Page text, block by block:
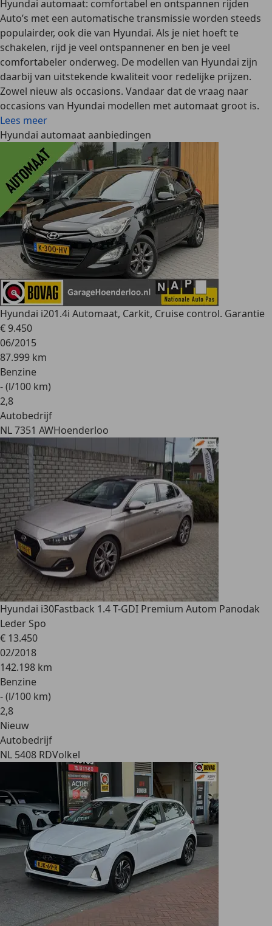
Hyundai automaat: comfortabel en ontspannen rijden
Auto’s met een automatische transmissie worden steeds
populairder, ook die van Hyundai. Als je niet hoeft te
schakelen, rijd je veel ontspannener en ben je veel
comfortabeler onderweg. De modellen van Hyundai zijn
daarbij van uitstekende kwaliteit voor redelijke prijzen.
Zowel nieuw als occasions. Vandaar dat de vraag naar
occasions van Hyundai modellen met automaat groot is.
Lees meer
Hyundai automaat aanbiedingen
Hyundai i201.4i Automaat, Carkit, Cruise control. Garantie
€ 9.450
06/2015
87.999 km
Benzine
- (l/100 km)
2,8
Autobedrijf
NL 7351 AWHoenderloo
Hyundai i30Fastback 1.4 T-GDI Premium Autom Panodak
Leder Spo
€ 13.450
02/2018
142.198 km
Benzine
- (l/100 km)
2,8
Nieuw
Autobedrijf
NL 5408 RDVolkel